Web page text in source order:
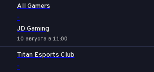
All Gamers
-
JD Gaming
10 августа в 11:00
Titan Esports Club
-